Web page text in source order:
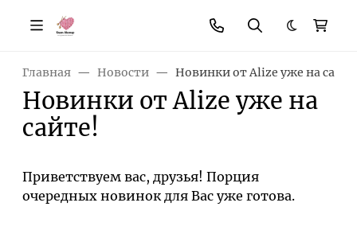
Темная
Главная Новости Новинки от Alize уже на
Новинки от Alize уже на
сайте!
Приветствуем вас, друзья! Порция
очередных новинок для Вас уже готова.